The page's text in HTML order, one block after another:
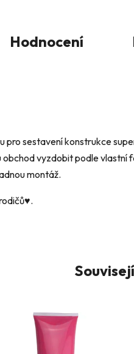
Hodnocení
pro sestavení konstrukce
vyzdobit podle vlastní
montáž.